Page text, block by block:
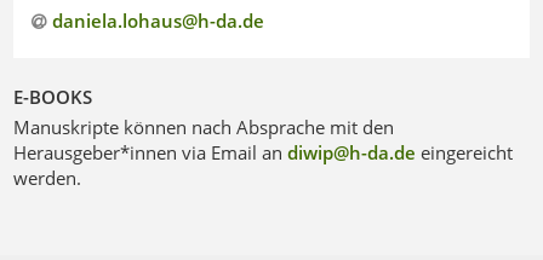
daniela.lohaus@h-da.de
E-BOOKS
Manuskripte können nach Absprache mit den
Herausgeber*innen via Email andiwip@h-da.de eingereicht
werden.